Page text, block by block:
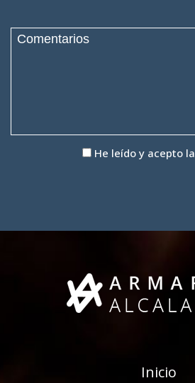
He leído y acepto la
Inicio